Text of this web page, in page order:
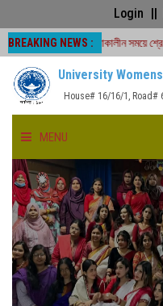
Login
BREAKING NEWS :
-২০২৬ চলাকালীন সময়ে শ্রেণীকার্যক্রম বন্ধ
University
House# 16/16/1, Road#
MENU
HOME
ABOUT US
FACULTIES